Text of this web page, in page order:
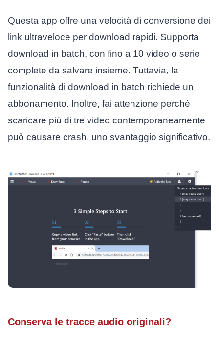
Questa app offre una velocità di conversione dei
link ultraveloce per download rapidi. Supporta
download in batch, con fino a 10 video o serie
complete da salvare insieme. Tuttavia, la
funzionalità di download in batch richiede un
abbonamento. Inoltre, fai attenzione perché
scaricare più di tre video contemporaneamente
può causare crash, uno svantaggio significativo.
Conserva le tracce audio originali?